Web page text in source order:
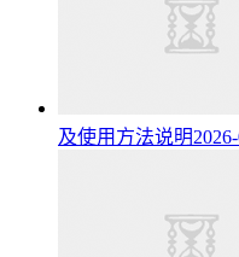
及使用方法说明